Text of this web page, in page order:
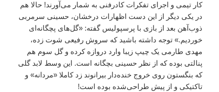
کار تیمی و اجرای تفکرات کادرفنی به شمار می‌آورند! حالا هم
در یکی دیگر از این دست اظهارات درخشان، حسینی سرمربی
ذوب‌آهن بعد از بازی با پرسپولیس گفته: «گل‌های پچگانه‌ای
خوردیم.» توجه داشته باشید که سروش رفیعی شوت زده،
مهدی طارمی یک چیپ زیبا وارد دروازه کرده و گل سوم هم
پنالتی بوده که از نظر حسینی بچگانه است. این وسط لابد گلی
که بنگستون روی خروج خنده‌دار بیرانوند زد کاملا «مردانه» و
تاکتیکی و از پیش طراحی‌شده بوده است!